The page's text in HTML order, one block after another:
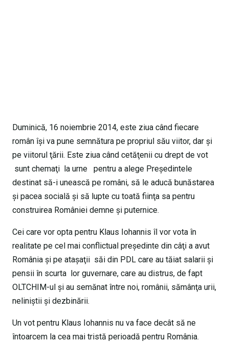
Duminică, 16 noiembrie 2014, este ziua când fiecare
român îşi va pune semnătura pe propriul său viitor, dar şi
pe viitorul ţării. Este ziua când cetăţenii cu drept de vot
sunt chemaţi la urne pentru a alege Preşedintele
destinat să-i unească pe români, să le aducă bunăstarea
şi pacea socială şi să lupte cu toată fiinţa sa pentru
construirea României demne şi puternice.
Cei care vor opta pentru Klaus Iohannis îl vor vota în
realitate pe cel mai conflictual preşedinte din câţi a avut
România şi pe ataşaţii săi din PDL care au tăiat salarii şi
pensii în scurta lor guvernare, care au distrus, de fapt
OLTCHIM-ul şi au semănat între noi, românii, sămânţa urii,
neliniştii şi dezbinării.
Un vot pentru Klaus Iohannis nu va face decât să ne
întoarcem la cea mai tristă perioadă pentru România.